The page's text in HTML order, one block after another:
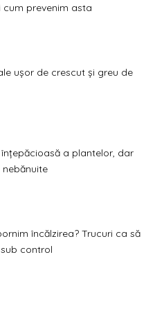
prevenim asta
ușor de crescut și greu de
a plantelor, dar
încălzirea? Trucuri ca să
control